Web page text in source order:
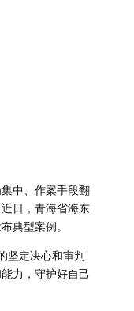
中、作案手段翻
日，青海省海东
典型案例。
坚定决心和审判
力，守护好自己